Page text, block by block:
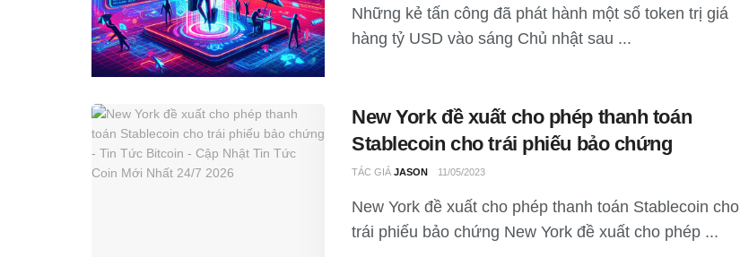
Những kẻ tấn công đã phát hành một số token trị giá
hàng tỷ USD vào sáng Chủ nhật sau ...
New York đề xuất cho phép thanh toán
Stablecoin cho trái phiếu bảo chứng
TÁC GIẢ JASON 11/05/2023
New York đề xuất cho phép thanh toán Stablecoin cho
trái phiếu bảo chứng New York đề xuất cho phép ...